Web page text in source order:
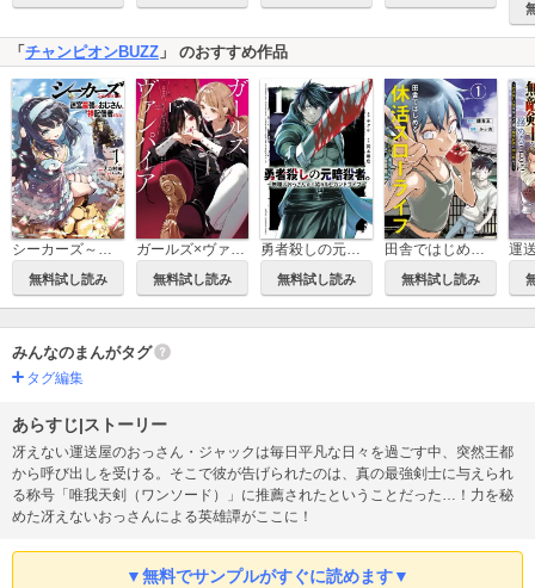
「 チャンピオンBUZZ 」 のおすすめ作品
シーカーズ～迷宮最強のおじさん、神配信者となる～【電子単行本】
無料試し読み
ガールズ×ヴァンパイア
無料試し読み
勇者殺しの元暗殺者。～無職のおっさんから始まるセカンドライフ～【電子単行本】
無料試し読み
田舎ではじめる休活スローライフ～ちょっと仕事辞めて実家に帰るわ～
無料試し読み
みんなのまんがタグ
タグ編集
あらすじ|ストーリー
冴えない運送屋のおっさん・ジャックは毎日平凡な日々を過ごす中、突然王都
から呼び出しを受ける。そこで彼が告げられたのは、真の最強剣士に与えられ
る称号「唯我天剣（ワンソード）」に推薦されたということだった…！力を秘
めた冴えないおっさんによる英雄譚がここに！
▼無料でサンプルがすぐに読めます▼